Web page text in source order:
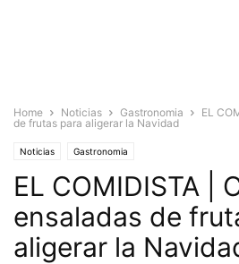
Home Noticias Gastronomia
EL
de frutas para aligerar la Navidad
Noticias Gastronomia
EL COMIDISTA |
ensaladas de
aligerar la